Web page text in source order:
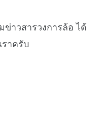
าวสารวงการล้อ ได้
าครับ